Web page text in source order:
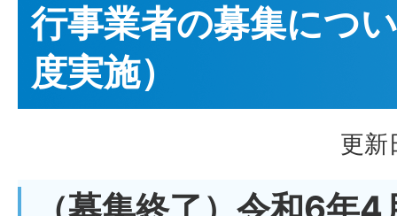
行事業者の募集につ
度実施）
更新